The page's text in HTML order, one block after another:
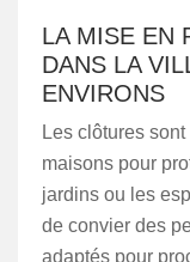
LA MISE EN
DANS LA
ENVIRONS
Les clôtures
maisons pour
jardins ou les
de convier des
adaptés pour